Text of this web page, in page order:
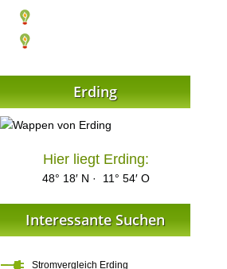
Erding
Hier liegt Erding:
48° 18′ N · 11° 54′ O
Interessante Suchen
Stromvergleich Erding